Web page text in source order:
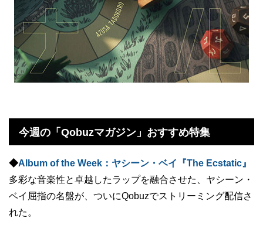
今週の「Qobuzマガジン」おすすめ特集
◆Album of the Week：ヤシーン・ベイ『The Ecstatic』
多彩な音楽性と卓越したラップを融合させた、ヤシーン・
ベイ屈指の名盤が、ついにQobuzでストリーミング配信さ
れた。